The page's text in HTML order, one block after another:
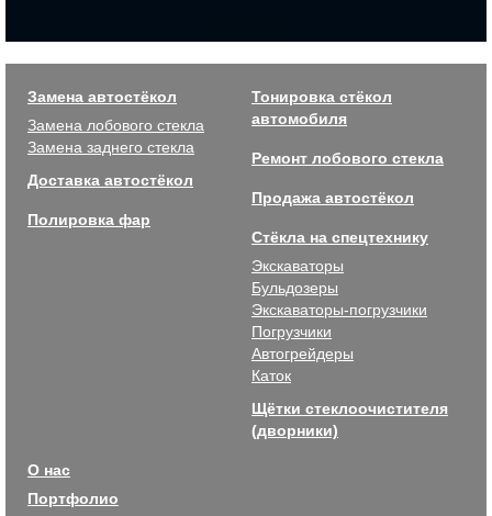
Замена автостёкол
Замена лобового стекла
Замена заднего стекла
Доставка автостёкол
Полировка фар
Тонировка стёкол
автомобиля
Ремонт лобового стекла
Продажа автостёкол
Стёкла на спецтехнику
Экскаваторы
Бульдозеры
Экскаваторы-погрузчики
Погрузчики
Автогрейдеры
Каток
Щётки стеклоочистителя
(дворники)
О нас
Портфолио